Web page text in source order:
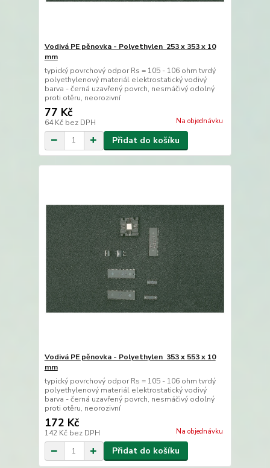
Vodivá PE pěnovka - Polyethylen 253 x 353 x 10
mm
typický povrchový odpor Rs = 105 - 106 ohm tvrdý
polyethylenový materiál elektrostatický vodivý
barva - černá uzavřený povrch, nesmáčivý odolný
proti otěru, neorozivní
77 Kč
64 Kč bez DPH Na objednávku
Přidat do košíku
Vodivá PE pěnovka - Polyethylen 353 x 553 x 10
mm
typický povrchový odpor Rs = 105 - 106 ohm tvrdý
polyethylenový materiál elektrostatický vodivý
barva - černá uzavřený povrch, nesmáčivý odolný
proti otěru, neorozivní
172 Kč
142 Kč bez DPH Na objednávku
Přidat do košíku